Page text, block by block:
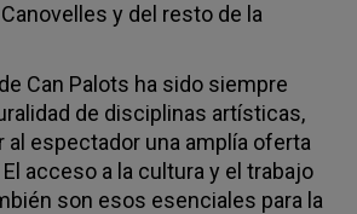
y del resto de la
Can Palots ha sido siempre
de disciplinas artísticas,
espectador una amplía oferta
acceso a la cultura y el trabajo
son esos esenciales para la